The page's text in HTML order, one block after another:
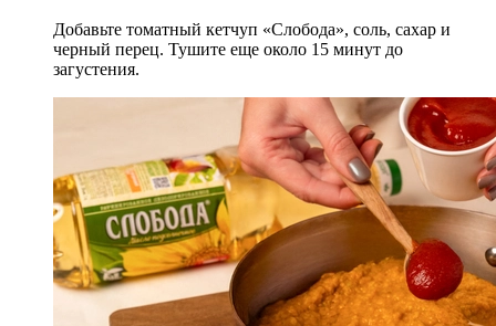
Добавьте томатный кетчуп «Слобода», соль, сахар и
черный перец. Тушите еще около 15 минут до
загустения.